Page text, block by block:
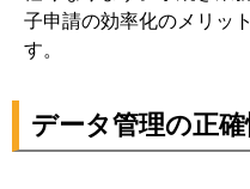
子申請の効率化のメリッ
す。
データ管理の正